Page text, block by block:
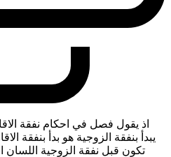
اذ يقول فصل في احكام نفقة
يبدأ بنفقة الزوجية هو بدأ بنفقة
تكون قبل نفقة الزوجية اللسان